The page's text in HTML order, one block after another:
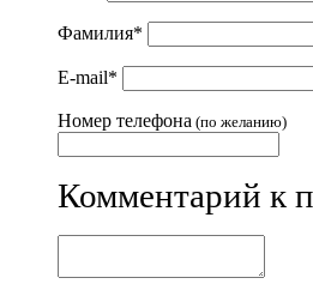
Фамилия*
E-mail*
Номер телефона (по желанию)
Комментарий к